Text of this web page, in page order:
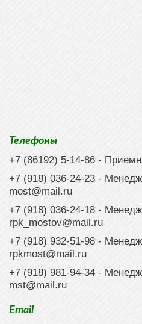
Телефоны
+7 (86192) 5-14-86 -
+7 (918) 036-24-23 -
most@mail.ru
+7 (918) 036-24-18 -
rpk_mostov@mail.ru
+7 (918) 932-51-98 -
rpkmost@mail.ru
+7 (918) 981-94-34 -
mst@mail.ru
Email